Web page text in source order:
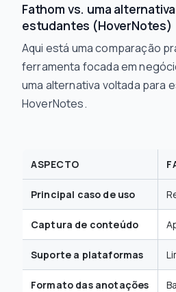
Fathom vs. uma
estudantes (HoverNotes)
Aqui está uma comparação
ferramenta focada em
uma alternativa voltada para
HoverNotes.
ASPECTO
Principal caso de uso
Captura de conteúdo
Suporte a plataformas
Formato das anotações